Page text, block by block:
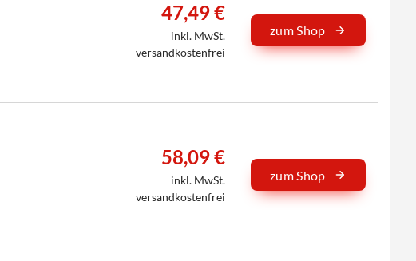
47,49 €
inkl. MwSt.
versandkostenfrei
zum Shop
58,09 €
inkl. MwSt.
versandkostenfrei
zum Shop